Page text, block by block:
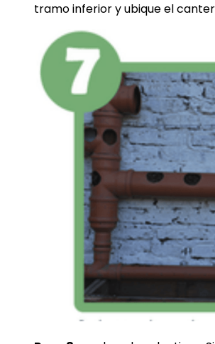
tramo inferior y ubique el